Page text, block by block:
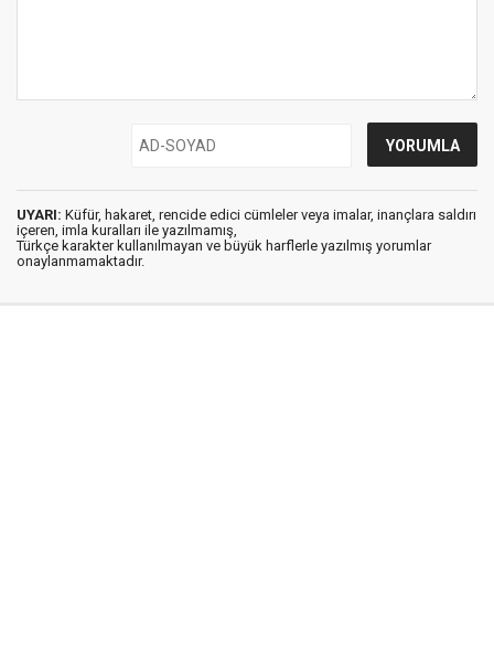
UYARI: Küfür, hakaret, rencide edici cümleler veya imalar, inançlara saldırı
içeren, imla kuralları ile yazılmamış,
Türkçe karakter kullanılmayan ve büyük harflerle yazılmış yorumlar
onaylanmamaktadır.